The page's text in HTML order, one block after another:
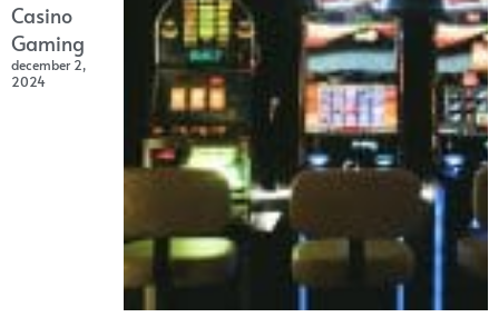
Casino
Gaming
december 2,
2024